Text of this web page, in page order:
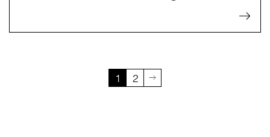
1 2